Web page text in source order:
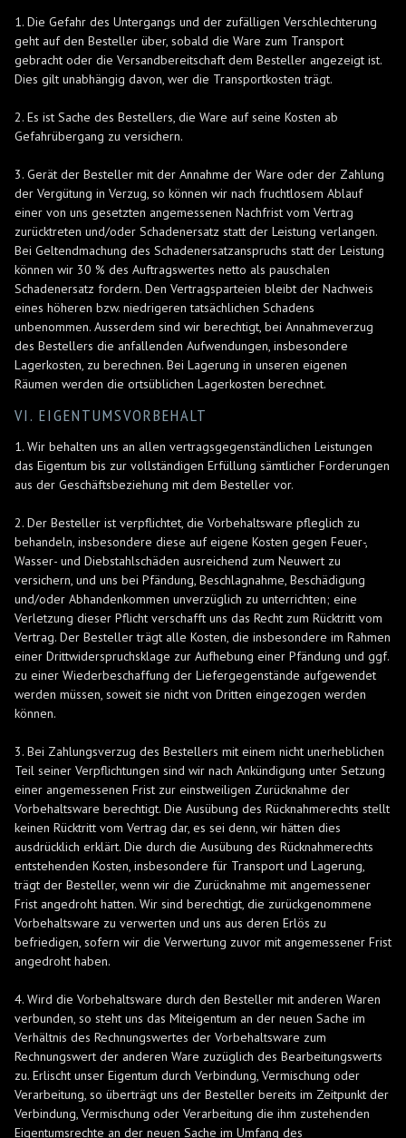
1. Die Gefahr des Untergangs und der zufälligen Verschlechterung
geht auf den Besteller über, sobald die Ware zum Transport
gebracht oder die Versandbereitschaft dem Besteller angezeigt ist.
Dies gilt unabhängig davon, wer die Transportkosten trägt.
2. Es ist Sache des Bestellers, die Ware auf seine Kosten ab
Gefahrübergang zu versichern.
3. Gerät der Besteller mit der Annahme der Ware oder der Zahlung
der Vergütung in Verzug, so können wir nach fruchtlosem Ablauf
einer von uns gesetzten angemessenen Nachfrist vom Vertrag
zurücktreten und/oder Schadenersatz statt der Leistung verlangen.
Bei Geltendmachung des Schadenersatzanspruchs statt der Leistung
können wir 30 % des Auftragswertes netto als pauschalen
Schadenersatz fordern. Den Vertragsparteien bleibt der Nachweis
eines höheren bzw. niedrigeren tatsächlichen Schadens
unbenommen. Ausserdem sind wir berechtigt, bei Annahmeverzug
des Bestellers die anfallenden Aufwendungen, insbesondere
Lagerkosten, zu berechnen. Bei Lagerung in unseren eigenen
Räumen werden die ortsüblichen Lagerkosten berechnet.
VI. EIGENTUMSVORBEHALT
1. Wir behalten uns an allen vertragsgegenständlichen Leistungen
das Eigentum bis zur vollständigen Erfüllung sämtlicher Forderungen
aus der Geschäftsbeziehung mit dem Besteller vor.
2. Der Besteller ist verpflichtet, die Vorbehaltsware pfleglich zu
behandeln, insbesondere diese auf eigene Kosten gegen Feuer-,
Wasser- und Diebstahlschäden ausreichend zum Neuwert zu
versichern, und uns bei Pfändung, Beschlagnahme, Beschädigung
und/oder Abhandenkommen unverzüglich zu unterrichten; eine
Verletzung dieser Pflicht verschafft uns das Recht zum Rücktritt vom
Vertrag. Der Besteller trägt alle Kosten, die insbesondere im Rahmen
einer Drittwiderspruchsklage zur Aufhebung einer Pfändung und ggf.
zu einer Wiederbeschaffung der Liefergegenstände aufgewendet
werden müssen, soweit sie nicht von Dritten eingezogen werden
können.
3. Bei Zahlungsverzug des Bestellers mit einem nicht unerheblichen
Teil seiner Verpflichtungen sind wir nach Ankündigung unter Setzung
einer angemessenen Frist zur einstweiligen Zurücknahme der
Vorbehaltsware berechtigt. Die Ausübung des Rücknahmerechts stellt
keinen Rücktritt vom Vertrag dar, es sei denn, wir hätten dies
ausdrücklich erklärt. Die durch die Ausübung des Rücknahmerechts
entstehenden Kosten, insbesondere für Transport und Lagerung,
trägt der Besteller, wenn wir die Zurücknahme mit angemessener
Frist angedroht hatten. Wir sind berechtigt, die zurückgenommene
Vorbehaltsware zu verwerten und uns aus deren Erlös zu
befriedigen, sofern wir die Verwertung zuvor mit angemessener Frist
angedroht haben.
4. Wird die Vorbehaltsware durch den Besteller mit anderen Waren
verbunden, so steht uns das Miteigentum an der neuen Sache im
Verhältnis des Rechnungswertes der Vorbehaltsware zum
Rechnungswert der anderen Ware zuzüglich des Bearbeitungswerts
zu. Erlischt unser Eigentum durch Verbindung, Vermischung oder
Verarbeitung, so überträgt uns der Besteller bereits im Zeitpunkt der
Verbindung, Vermischung oder Verarbeitung die ihm zustehenden
Eigentumsrechte an der neuen Sache im Umfang des